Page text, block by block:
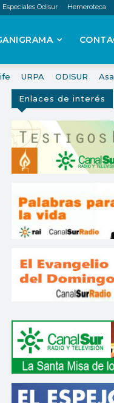
Especiales Odisur Hemeroteca
URPA ODISUR
Enlaces de interés